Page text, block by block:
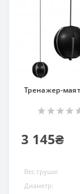
Тренажер-
3 145₴
Вес груши:
Диаметр: